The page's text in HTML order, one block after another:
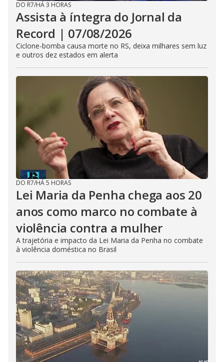
DO R7/HÁ 3 HORAS
Assista à íntegra do Jornal da
Record | 07/08/2026
Ciclone-bomba causa morte no RS, deixa milhares sem luz
e outros dez estados em alerta
DO R7/HÁ 5 HORAS
Lei Maria da Penha chega aos 20
anos como marco no combate à
violência contra a mulher
A trajetória e impacto da Lei Maria da Penha no combate
à violência doméstica no Brasil